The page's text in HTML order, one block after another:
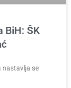
BiH: ŠK
nastavlja se